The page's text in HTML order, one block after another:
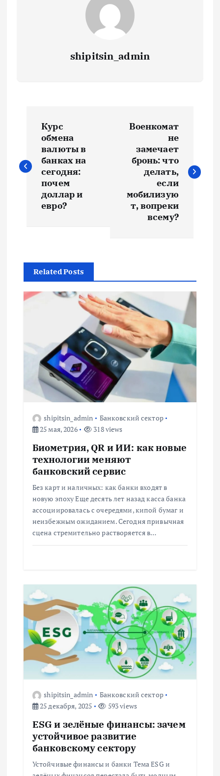
shipitsin_admin
в
ц
и
о
з
Курс
обмена
валюты в
банках на
сегодня:
почем
доллар и
евро?
Военкомат
не
замечает
бронь: что
делать,
если
мобилизую
т, вопреки
всему?
Related Posts
shipitsin_admin
Банковский сектор
25 мая, 2026
318 views
Биометрия, QR и ИИ: как новые
технологии меняют
банковский сервис
Без карт и наличных: как банки входят в
новую эпоху Еще десять лет назад касса банка
ассоциировалась с очередями, кипой бумаг и
неизбежным ожиданием. Сегодня привычная
сцена стремительно растворяется в…
shipitsin_admin
Банковский сектор
25 декабря, 2025
593 views
ESG и зелёные финансы: зачем
устойчивое развитие
банковскому сектору
Устойчивые финансы и банки Тема ESG и